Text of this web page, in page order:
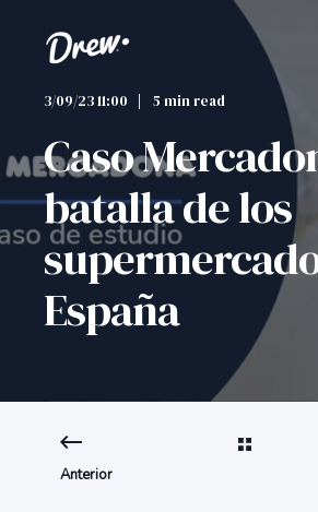
3/09/23 11:00 5 min read
Caso
batalla de los
España
Anterior